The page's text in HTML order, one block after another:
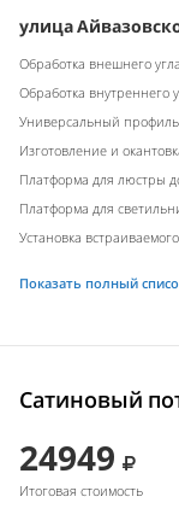
улица
Обработка внешнего
Обработка внутреннего
Универсальный профиль
Изготовление и
Платформа для люстры
Платформа для
Установка
Показать полный
Сатиновый
24949
Итоговая стоимость